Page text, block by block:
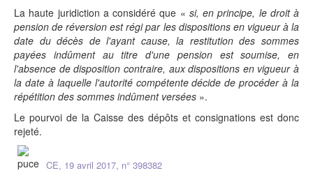
La haute juridiction a considéré que « si, en principe, le droit à
pension de réversion est régi par les dispositions en vigueur à la
date du décès de l'ayant cause, la restitution des sommes
payées indûment au titre d'une pension est soumise, en
l'absence de disposition contraire, aux dispositions en vigueur à
la date à laquelle l'autorité compétente décide de procéder à la
répétition des sommes indûment versées ».
Le pourvoi de la Caisse des dépôts et consignations est donc
rejeté.
CE, 19 avril 2017, n° 398382